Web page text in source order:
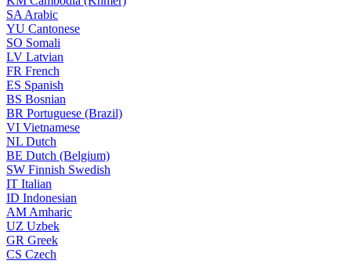
SA Arabic
YU Cantonese
SO Somali
LV Latvian
FR French
ES Spanish
BS Bosnian
BR Portuguese (Brazil)
VI Vietnamese
NL Dutch
BE Dutch (Belgium)
SW Finnish Swedish
IT Italian
ID Indonesian
AM Amharic
UZ Uzbek
GR Greek
CS Czech